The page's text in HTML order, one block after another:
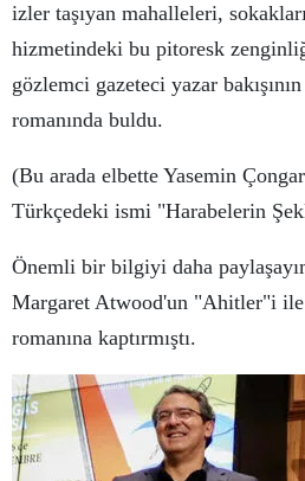
izler taşıyan mahalleleri,
hizmetindeki bu pitoresk
gözlemci gazeteci yazar
romanında buldu.
(Bu arada elbette Yasemin Ç
Türkçedeki ismi "Harabelerin
Önemli bir bilgiyi daha
Margaret Atwood'un "Ahitler"i
romanına kaptırmıştı.